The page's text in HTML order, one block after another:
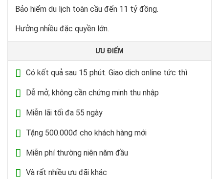
Bảo hiểm du lịch toàn cầu đến 11 tỷ đồng.
Hưởng nhiều đặc quyền lớn.
ƯU ĐIỂM
Có kết quả sau 15 phút. Giao dịch online tức thì
Dễ mở, không cần chứng minh thu nhập
Miễn lãi tối đa 55 ngày
Tặng 500.000đ cho khách hàng mới
Miễn phí thường niên năm đầu
Và rất nhiều ưu đãi khác